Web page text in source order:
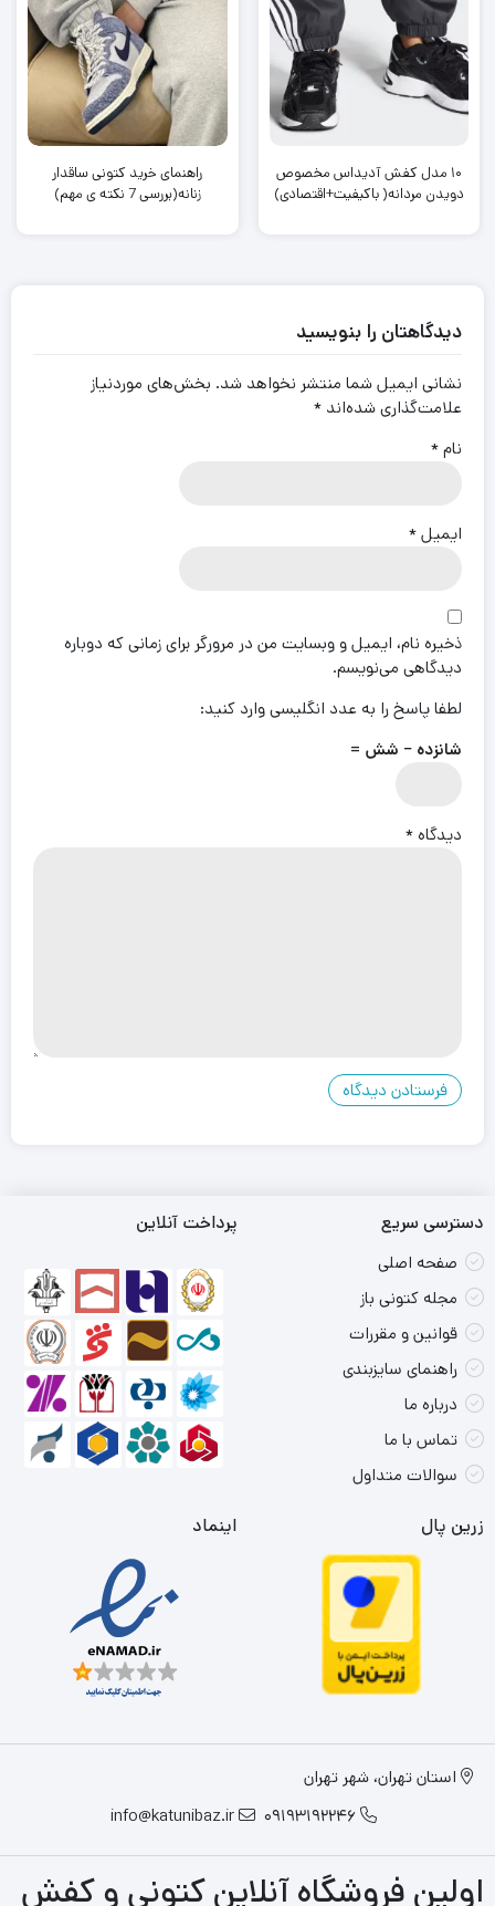
۱۰ مدل کفش آدیداس مخصوص
دویدن مردانه( باکیفیت+اقتصادی)
راهنمای خرید کتونی ساقدار
زنانه(بررسی 7 نکته ی مهم)
دیدگاهتان را بنویسید
نشانی ایمیل شما منتشر نخواهد شد. بخش‌های موردنیاز
علامت‌گذاری شده‌اند *
نام*
ایمیل*
ذخیره نام، ایمیل و وبسایت من در مرورگر برای زمانی که دوباره
دیدگاهی می‌نویسم.
لطفا پاسخ را به عدد انگلیسی وارد کنید:
شانزده − شش =
دیدگاه*
دسترسی سریع
صفحه اصلی
مجله کتونی باز
قوانین و مقررات
راهنمای سایزبندی
درباره ما
تماس با ما
سوالات متداول
پرداخت آنلاین
زرین پال اینماد
استان تهران، شهر تهران
09193192246
info@katunibaz.ir
اولین فروشگاه آنلاین کتونی و کفش